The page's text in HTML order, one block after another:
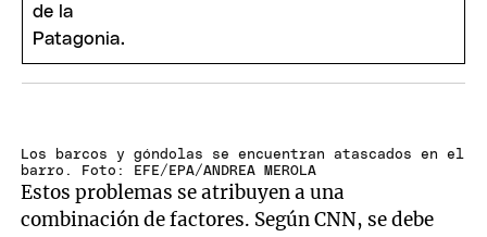
Los barcos y góndolas se encuentran atascados en el
barro. Foto: EFE/EPA/ANDREA MEROLA
Estos problemas se atribuyen a una
combinación de factores. Según CNN, se debe